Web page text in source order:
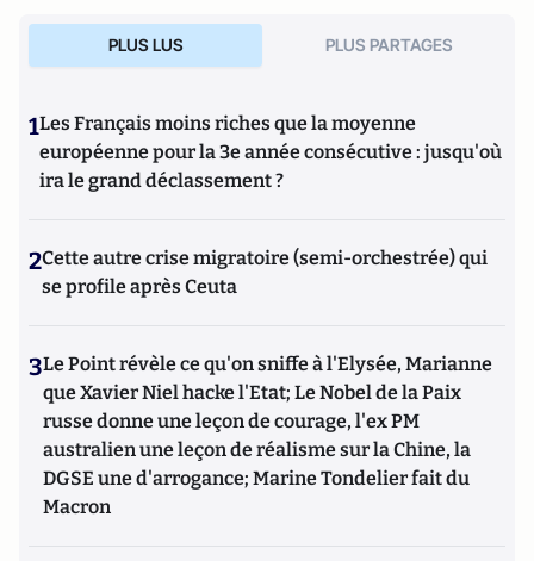
PLUS LUS PLUS PARTAGES
1Les Français moins riches que la moyenne
européenne pour la 3e année consécutive : jusqu'où
ira le grand déclassement ?
2Cette autre crise migratoire (semi-orchestrée) qui
se profile après Ceuta
3Le Point révèle ce qu'on sniffe à l'Elysée, Marianne
que Xavier Niel hacke l'Etat; Le Nobel de la Paix
russe donne une leçon de courage, l'ex PM
australien une leçon de réalisme sur la Chine, la
DGSE une d'arrogance; Marine Tondelier fait du
Macron